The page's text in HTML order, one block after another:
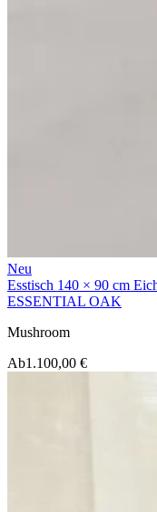
Neu
Esstisch 140 × 90 cm
ESSENTIAL OAK
Mushroom
Ab1.100,00 €